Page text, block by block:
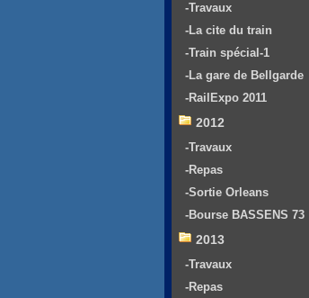
-Travaux
-La cite du train
-Train spécial-1
-La gare de Bellgarde
-RailExpo 2011
2012
-Travaux
-Repas
-Sortie Orleans
-Bourse BASSENS 73
2013
-Travaux
-Repas